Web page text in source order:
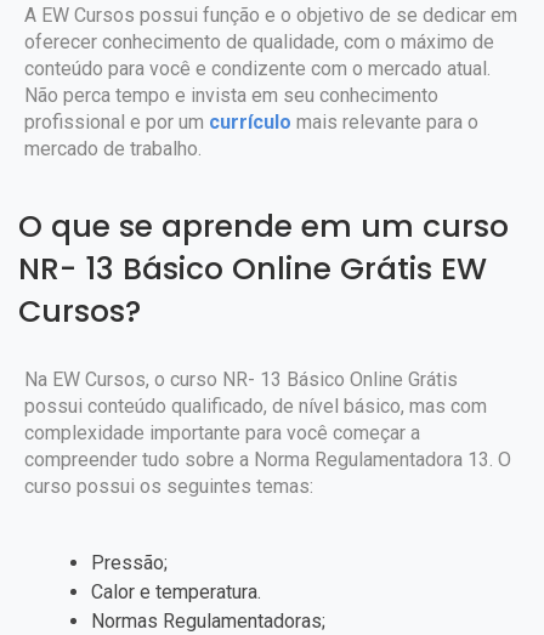
A EW Cursos possui função e o objetivo de se dedicar em
oferecer conhecimento de qualidade, com o máximo de
conteúdo para você e condizente com o mercado atual.
Não perca tempo e invista em seu conhecimento
profissional e por um currículo mais relevante para o
mercado de trabalho.
O que se aprende em um curso
NR- 13 Básico Online Grátis EW
Cursos?
Na EW Cursos, o curso NR- 13 Básico Online Grátis
possui conteúdo qualificado, de nível básico, mas com
complexidade importante para você começar a
compreender tudo sobre a Norma Regulamentadora 13. O
curso possui os seguintes temas:
Pressão;
Calor e temperatura.
Normas Regulamentadoras;